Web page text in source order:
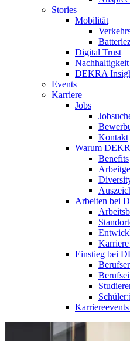
Stories
Mobilität
Digital Trust
Nachhaltigkeit
DEKRA
Events
Karriere
Jobs
Kontakt
Warum
Benefits
Arbeiten bei
Einstieg bei